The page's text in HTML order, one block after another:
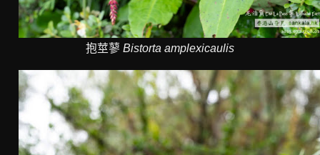
抱莖蓼 Bistorta amplexicaulis